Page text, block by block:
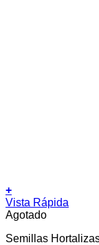
+
Vista Rápida
Agotado
Semillas